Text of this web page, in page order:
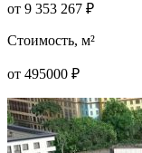
от 9 353 267 ₽
Стоимость, м²
от 495000 ₽